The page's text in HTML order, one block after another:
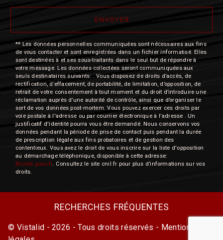
ENVOYER
** Les données personnelles communiquées sont nécessaires aux fins
de vous contacter et sont enregistrées dans un fichier informatisé. Elles
sont destinées à et ses sous-traitants dans le seul but de répondre à
votre message. Les données collectées seront communiquées aux
seuls destinataires suivants: . Vous disposez de droits d’accès, de
rectification, d’effacement, de portabilité, de limitation, d’opposition, de
retrait de votre consentement à tout moment et du droit d’introduire une
réclamation auprès d’une autorité de contrôle, ainsi que d’organiser le
sort de vos données post-mortem. Vous pouvez exercer ces droits par
voie postale à l'adresse ou par courrier électronique à l'adresse . Un
justificatif d'identité pourra vous être demandé. Nous conservons vos
données pendant la période de prise de contact puis pendant la durée
de prescription légale aux fins probatoires et de gestion des
contentieux. Vous avez le droit de vous inscrire sur la liste d'opposition
au démarchage téléphonique, disponible à cette adresse:
Bloctel.gouv.fr. Consultez le site cnil.fr pour plus d’informations sur vos
droits.
RECHERCHES FRÉQUENTES
© Vistalid - 2026 - Tous droits réservés - Mentions